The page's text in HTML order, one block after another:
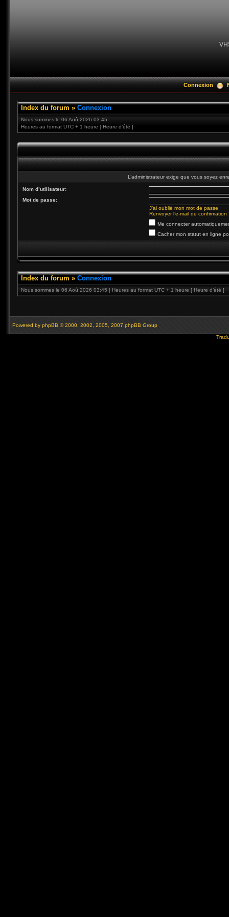
Connexion
Index du forum » Connexion
Nous sommes le 06 Aoû 2026 03:45
Heures au format UTC + 1 heure [ Heure d’été ]
L’administrateur exige que vous soyez
Nom d’utilisateur:
Mot de passe:
J’ai oublié mon mot de passe
Renvoyer l’e-mail de confirmation
Me connecter
Cacher mon statut en ligne
Index du forum » Connexion
Nous sommes le 06 Aoû 2026 03:45 | Heures au format UTC + 1 heure [ Heure d’été ]
Powered by phpBB © 2000, 2002, 2005, 2007 phpBB Group